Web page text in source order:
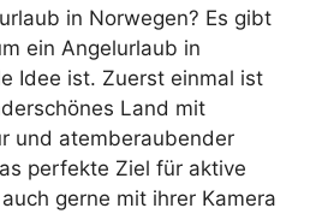
in Norwegen? Es gibt
ein Angelurlaub in
Idee ist. Zuerst einmal ist
Land mit
und atemberaubender
perfekte Ziel für aktive
gerne mit ihrer Kamera